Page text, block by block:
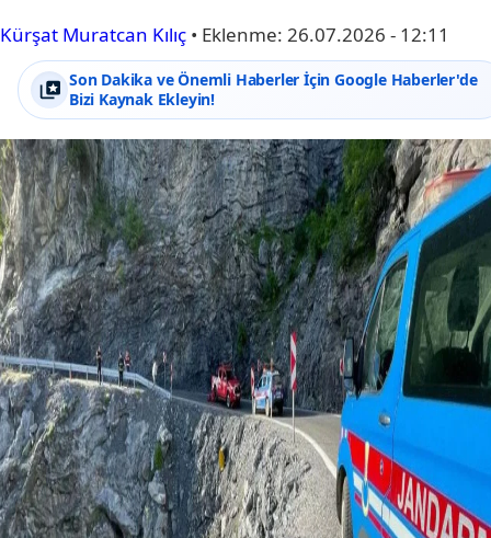
Kürşat Muratcan Kılıç • Eklenme: 26.07.2026 - 12:11
Son Dakika ve Önemli Haberler İçin Google Haberler'de
Bizi Kaynak Ekleyin!